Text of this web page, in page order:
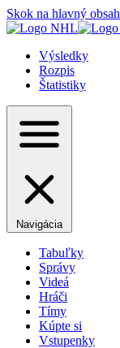
Skok na hlavný obsah
Výsledky
Rozpis
Štatistiky
Navigácia
Tabuľky
Správy
Videá
Hráči
Tímy
Kúpte si
Vstupenky